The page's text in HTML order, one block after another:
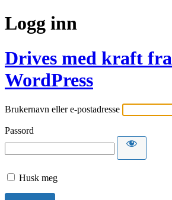
Logg inn
Drives med kraft fra
WordPress
Brukernavn eller e-postadresse
Passord
Husk meg